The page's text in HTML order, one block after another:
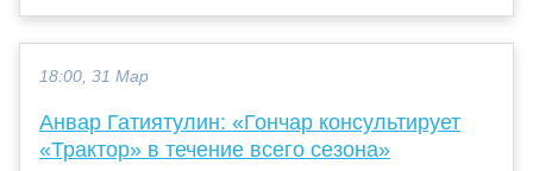
18:00, 31 Мар
Анвар Гатиятулин: «Гончар консультирует
«Трактор» в течение всего сезона»